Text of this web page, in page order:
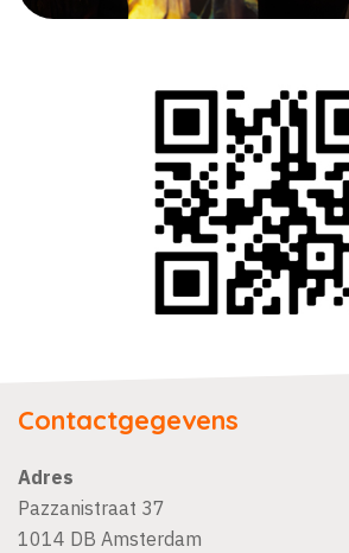
Contactgegevens
Adres
Pazzanistraat 37
1014 DB Amsterdam